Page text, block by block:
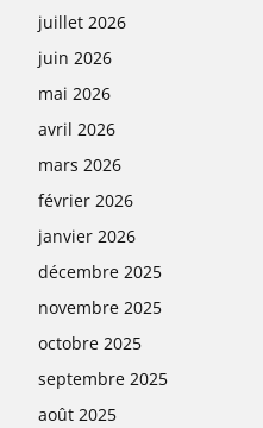
juillet 2026
juin 2026
mai 2026
avril 2026
mars 2026
février 2026
janvier 2026
décembre 2025
novembre 2025
octobre 2025
septembre 2025
août 2025